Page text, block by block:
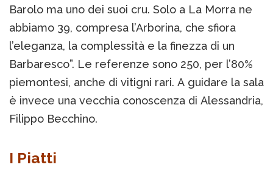
Barolo ma uno dei suoi cru. Solo a La Morra ne
abbiamo 39, compresa l’Arborina, che sfiora
l’eleganza, la complessità e la finezza di un
Barbaresco”. Le referenze sono 250, per l’80%
piemontesi, anche di vitigni rari. A guidare la sala
è invece una vecchia conoscenza di Alessandria,
Filippo Becchino.
I Piatti